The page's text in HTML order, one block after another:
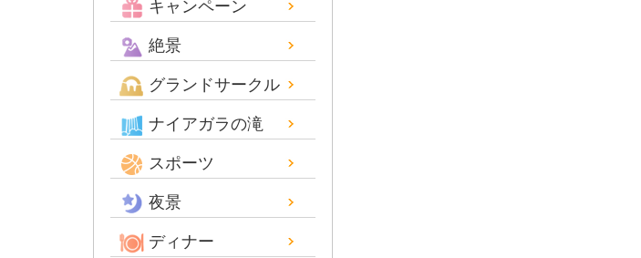
キャンペーン
絶景
グランドサークル
ナイアガラの滝
スポーツ
夜景
ディナー